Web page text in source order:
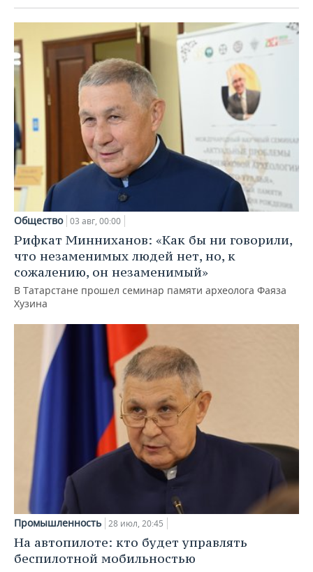
Общество 03 авг, 00:00
Рифкат Минниханов: «Как бы ни говорили,
что незаменимых людей нет, но, к
сожалению, он незаменимый»
В Татарстане прошел семинар памяти археолога Фаяза
Хузина
Промышленность 28 июл, 20:45
На автопилоте: кто будет управлять
беспилотной мобильностью